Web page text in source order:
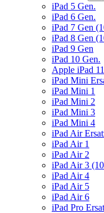
iPad 5 Gen.
iPad 6 Gen.
iPad 7 Gen
iPad 8 Gen
iPad 9 Gen
iPad 10 Gen.
Apple iPad
iPad Mini
iPad Mini 1
iPad Mini 2
iPad Mini 3
iPad Mini 4
iPad Air
iPad Air 1
iPad Air 2
iPad Air 3
iPad Air 4
iPad Air 5
iPad Air 6
iPad Pro